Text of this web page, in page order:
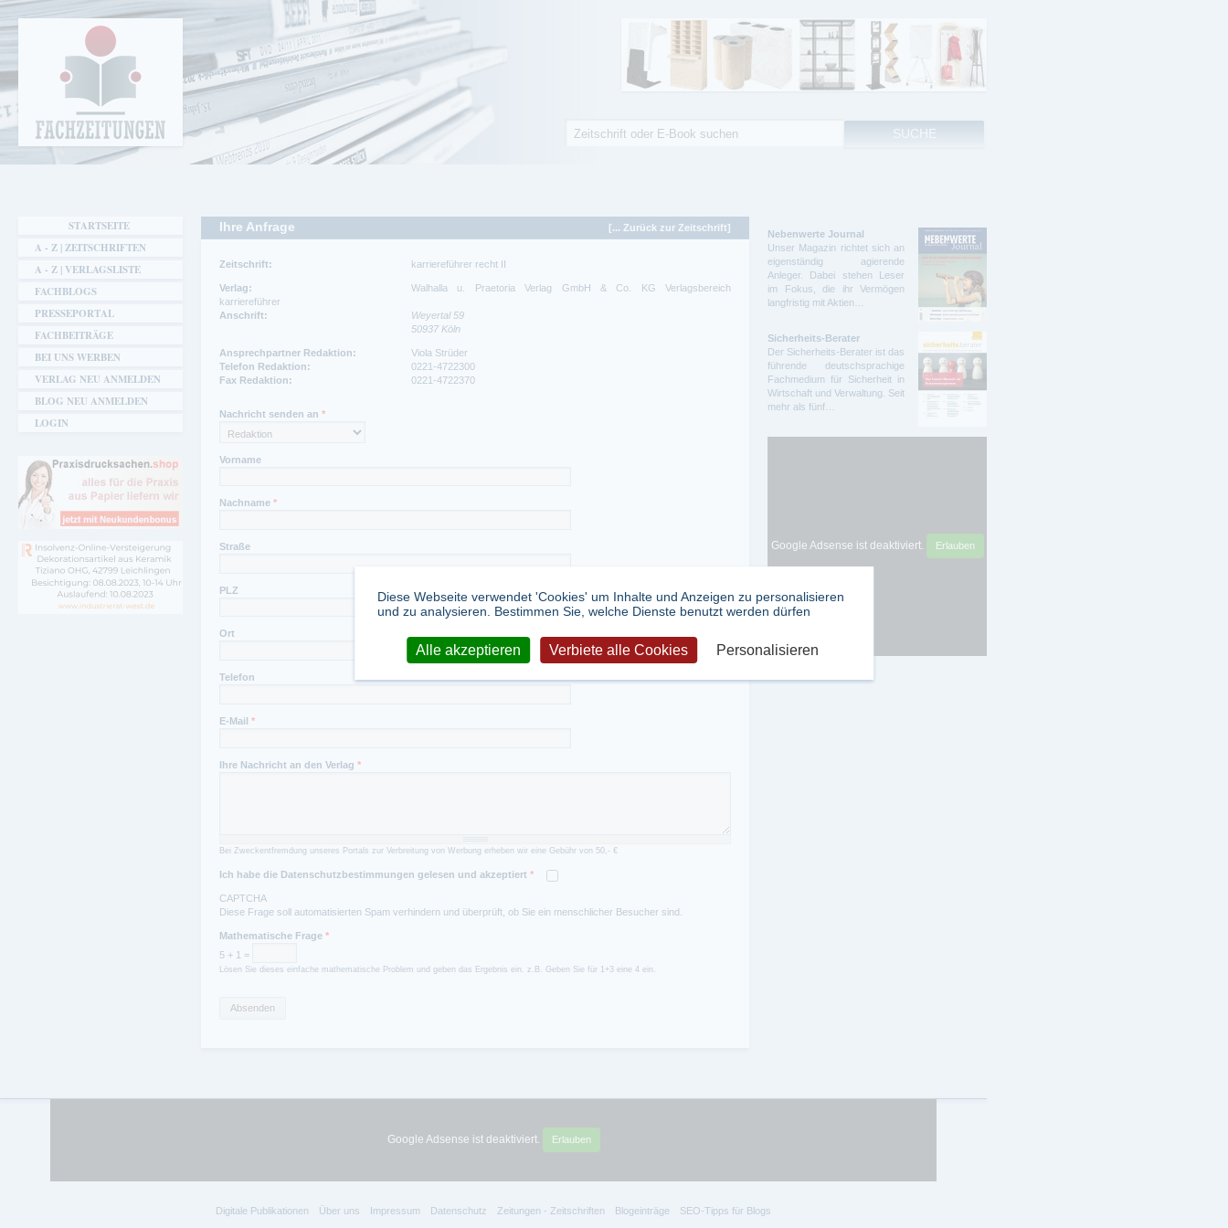
Fachzeitungen.de - Das unabhängige Portal
für Fachmagazine Fachpublikationen &
eBooks
Ihre Anfrage [... Zurück zur Zeitschrift]
Zeitschrift: karriereführer recht II
Verlag:
Walhalla u. Praetoria Verlag GmbH & Co. KG Verlagsbereich
karriereführer
Anschrift:
Weyertal 59
50937 Köln
Telefon:
0221-4722300
Fax:
Telefon:
0221-4722300
Fax:
Ansprechpartner Redaktion:
Viola Strüder
Telefon Redaktion:
0221-4722300
Fax Redaktion:
0221-4722370
Nachricht senden an *
Vorname
Nachname *
Straße
PLZ
Ort
Telefon
E-Mail *
Ihre Nachricht an den Verlag *
Bei Zweckentfremdung unseres Portals zur Verbreitung von Werbung erheben wir eine Gebühr von 50,- €
Ich habe die Datenschutzbestimmungen gelesen und akzeptiert *
CAPTCHA
Diese Frage soll automatisierten Spam verhindern und überprüft, ob Sie ein menschlicher Besucher sind.
Mathematische Frage *
5 + 1 =
Lösen Sie dieses einfache mathematische Problem und geben das Ergebnis ein. z.B. Geben Sie für 1+3 eine 4 ein.
STARTSEITE
A - Z | ZEITSCHRIFTEN
A - Z | VERLAGSLISTE
FACHBLOGS
PRESSEPORTAL
FACHBEITRÄGE
BEI UNS WERBEN
VERLAG NEU ANMELDEN
BLOG NEU ANMELDEN
LOGIN
Nebenwerte Journal
Unser Magazin richtet sich an
eigenständig agierende
Anleger. Dabei stehen Leser
im Fokus, die ihr Vermögen
langfristig mit Aktien…
Sicherheits-Berater
Der Sicherheits-Berater ist das
führende deutschsprachige
Fachmedium für Sicherheit in
Wirtschaft und Verwaltung. Seit
mehr als fünf…
Google Adsense ist deaktiviert. Erlauben
Suchformular
Google Adsense ist deaktiviert. Erlauben
Digitale Publikationen Über uns Impressum Datenschutz Zeitungen - Zeitschriften Blogeinträge SEO-Tipps für Blogs
Diese Webseite verwendet 'Cookies' um Inhalte und Anzeigen zu personalisieren
und zu analysieren. Bestimmen Sie, welche Dienste benutzt werden dürfen
Alle akzeptieren Verbiete alle Cookies Personalisieren